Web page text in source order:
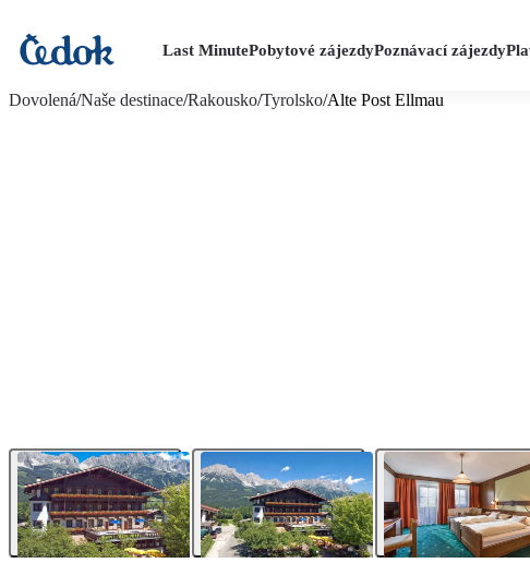
Last MinutePobytové zájezdyPoznávací zájezdy
Dovolená/Naše destinace/Rakousko/Tyrolsko/Alte Post Ellmau